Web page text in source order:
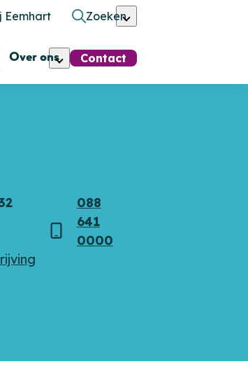
Eemhart Zoeken
Over ons Contact
Telefoon
088
641
0000